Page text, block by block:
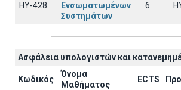
ΗΥ-428
Ενσωματωμένων
Συστημάτων
6
Ασφάλεια υπολογιστών και
Κωδικός
Όνομα
Μαθήματος
ECTS